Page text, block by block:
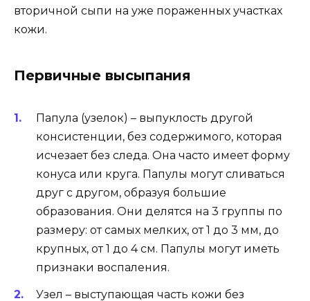
вторичной сыпи на уже пораженных участках
кожи.
Первичные высыпания
Папула (узелок) – выпуклость другой
консистенции, без содержимого, которая
исчезает без следа. Она часто имеет форму
конуса или круга. Папулы могут сливаться
друг с другом, образуя большие
образования. Они делятся на 3 группы по
размеру: от самых мелких, от 1 до 3 мм, до
крупных, от 1 до 4 см. Папулы могут иметь
признаки воспаления.
Узел – выступающая часть кожи без